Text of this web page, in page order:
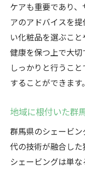
ケアも重要であり
アのアドバイスを
い化粧品を選ぶこ
健康を保つ上で大
しっかりと行うこ
することができます。
地域に根付いた群
群馬県のシェービ
代の技術が融合した
シェービングは単